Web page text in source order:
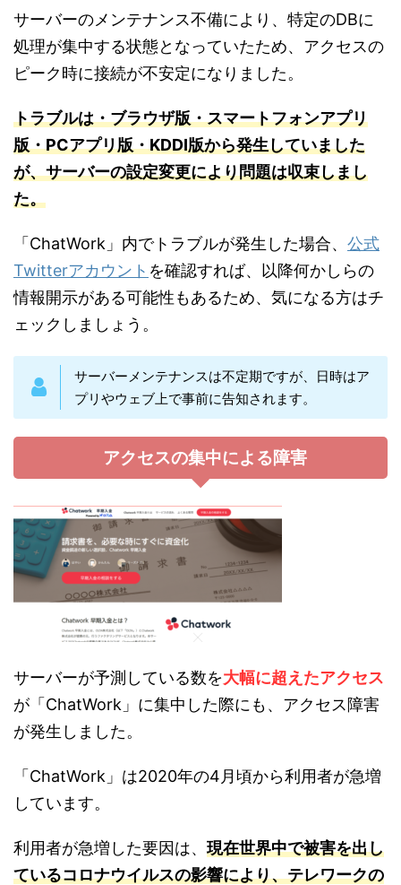
サーバーのメンテナンス不備により、特定のDBに
処理が集中する状態となっていたため、アクセスの
ピーク時に接続が不安定になりました。
トラブルは・ブラウザ版・スマートフォンアプリ
版・PCアプリ版・KDDI版から発生していました
が、サーバーの設定変更により問題は収束しまし
た。
「ChatWork」内でトラブルが発生した場合、 公式
Twitterアカウント を確認すれば、以降何かしらの
情報開示がある可能性もあるため、気になる方はチ
ェックしましょう。
サーバーメンテナンスは不定期ですが、日時はア
プリやウェブ上で事前に告知されます。
アクセスの集中による障害
サーバーが予測している数を大幅に超えたアクセス
が「ChatWork」に集中した際にも、アクセス障害
が発生しました。
「ChatWork」は2020年の4月頃から利用者が急増
しています。
利用者が急増した要因は、 現在世界中で被害を出し
ているコロナウイルスの影響により、テレワークの